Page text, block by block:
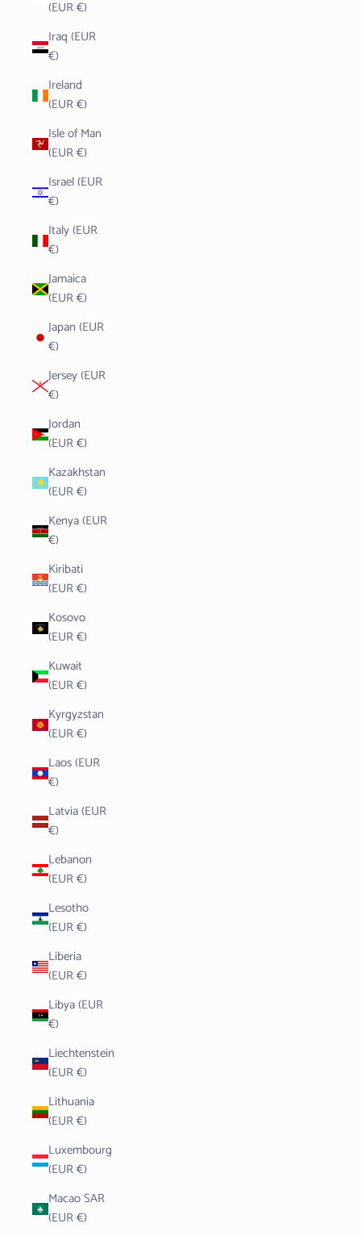
(EUR €)
Iraq (EUR
€)
Ireland
(EUR €)
Isle of Man
(EUR €)
Israel (EUR
€)
Italy (EUR
€)
Jamaica
(EUR €)
Japan (EUR
€)
Jersey (EUR
€)
Jordan
(EUR €)
Kazakhstan
(EUR €)
Kenya (EUR
€)
Kiribati
(EUR €)
Kosovo
(EUR €)
Kuwait
(EUR €)
Kyrgyzstan
(EUR €)
Laos (EUR
€)
Latvia (EUR
€)
Lebanon
(EUR €)
Lesotho
(EUR €)
Liberia
(EUR €)
Libya (EUR
€)
Liechtenstein
(EUR €)
Lithuania
(EUR €)
Luxembourg
(EUR €)
Macao SAR
(EUR €)